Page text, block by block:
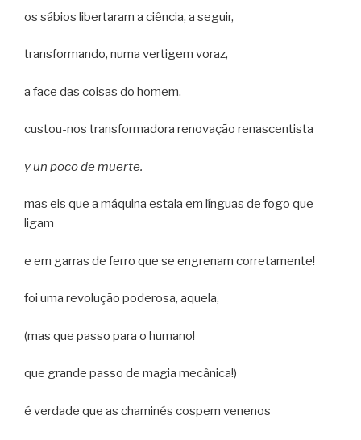
os sábios libertaram a ciência, a seguir,
transformando, numa vertigem voraz,
a face das coisas do homem.
custou-nos transformadora renovação renascentista
y un poco de muerte.
mas eis que a máquina estala em línguas de fogo que
ligam
e em garras de ferro que se engrenam corretamente!
foi uma revolução poderosa, aquela,
(mas que passo para o humano!
que grande passo de magia mecânica!)
é verdade que as chaminés cospem venenos